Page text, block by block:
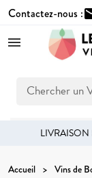
Contactez-nous :
Accueil
Vins de